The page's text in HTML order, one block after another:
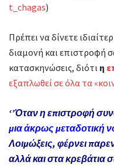
t_chagas)
Πρέπει να δίνετε
διαμονή και επιστροφή
κατασκηνώσεις, διότι η
εξαπλωθεί σε όλα τα
‘’Όταν η επιστροφή
μια άκρως μεταδοτική
Λοιμώξεις, φέρνει
αλλά και στα κρεβάτια